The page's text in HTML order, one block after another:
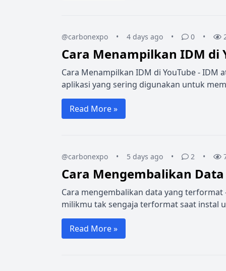
@carbonexpo • 4 days ago • 0 •
Cara Menampilkan IDM di
Cara Menampilkan IDM di YouTube -
aplikasi yang sering digunakan untuk
Read More »
@carbonexpo • 5 days ago • 2 •
Cara Mengembalikan
Cara mengembalikan data yang
milikmu tak sengaja terformat saat instal
Read More »